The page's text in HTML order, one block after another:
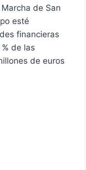
de San
esté
financieras
de las
de euros